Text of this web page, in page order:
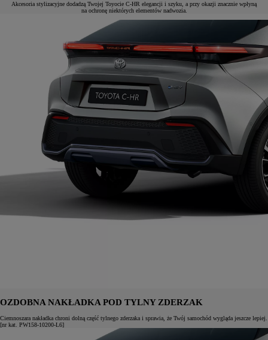
Akcesoria stylizacyjne dodadzą Twojej Toyocie C-HR elegancji i szyku, a przy okazji znacznie wpłyną
na ochronę niektórych elementów nadwozia.
OZDOBNA NAKŁADKA POD TYLNY ZDERZAK
Ciemnoszara nakładka chroni dolną część tylnego zderzaka i sprawia, że Twój samochód wygląda jeszcze lepiej.
[nr kat. PW158-10200-L6]